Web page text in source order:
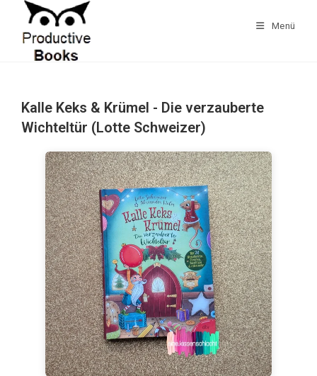
springen
Menü
Kalle Keks & Krümel - Die verzauberte
Wichteltür (Lotte Schweizer)